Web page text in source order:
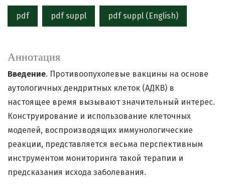
pdf pdf suppl pdf suppl (English)
Аннотация
Введение. Противоопухолевые вакцины на основе
аутологичных дендритных клеток (АДКВ) в
настоящее время вызывают значительный интерес.
Конструирование и использование клеточных
моделей, воспроизводящих иммунологические
реакции, представляется весьма перспективным
инструментом мониторинга такой терапии и
предсказания исхода заболевания.